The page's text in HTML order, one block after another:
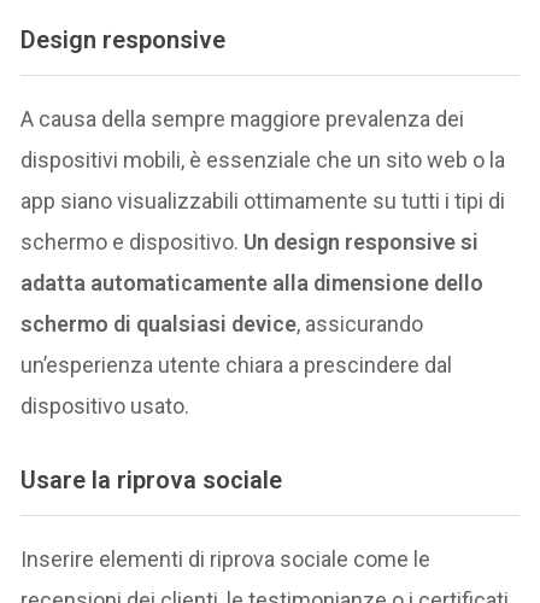
Design responsive
A causa della sempre maggiore prevalenza dei
dispositivi mobili, è essenziale che un sito web o la
app siano visualizzabili ottimamente su tutti i tipi di
schermo e dispositivo. Un design responsive si
adatta automaticamente alla dimensione dello
schermo di qualsiasi device, assicurando
un’esperienza utente chiara a prescindere dal
dispositivo usato.
Usare la riprova sociale
Inserire elementi di riprova sociale come le